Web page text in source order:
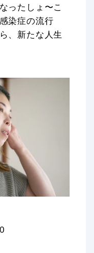
ったしょ〜こ
染症の流行
、新たな人生